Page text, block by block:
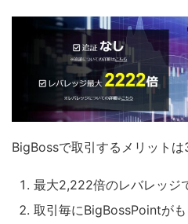
BigBossで取引するメリットは
最大2,222倍のレバレッジ
取引毎にBigBossPointがも